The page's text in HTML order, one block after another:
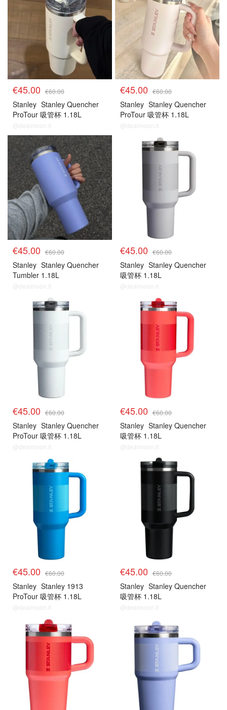
€45.00 €60.00
Stanley Stanley Quencher
ProTour 吸管杯 1.18L
@dealmoon.it
€45.00 €60.00
Stanley Stanley Quencher
ProTour 吸管杯 1.18L
@dealmoon.it
€45.00 €60.00
Stanley Stanley Quencher
Tumbler 1.18L
@dealmoon.it
€45.00 €60.00
Stanley Stanley Quencher
吸管杯 1.18L
@dealmoon.it
€45.00 €60.00
Stanley Stanley Quencher
ProTour 吸管杯 1.18L
@dealmoon.it
€45.00 €60.00
Stanley Stanley Quencher
吸管杯 1.18L
@dealmoon.it
€45.00 €60.00
Stanley Stanley 1913
ProTour 吸管杯 1.18L
@dealmoon.it
€45.00 €60.00
Stanley Stanley Quencher
吸管杯 1.18L
@dealmoon.it